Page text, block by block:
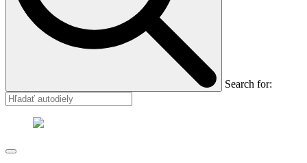
Search for: